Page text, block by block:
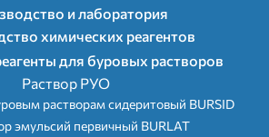
и лаборатория
химических реагентов
для буровых растворов
Раствор РУО
растворам сидеритовый BURSID
эмульсий первичный BURLAT